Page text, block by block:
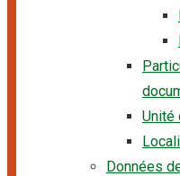
Unité
Données